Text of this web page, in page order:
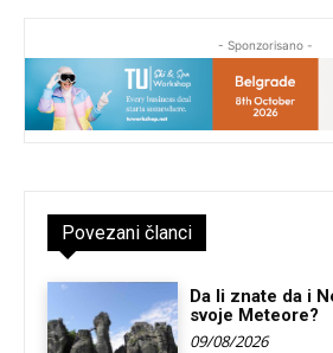
- Sponzorisano -
Povezani članci
Da li znate da i
svoje Meteore?
09/08/2026